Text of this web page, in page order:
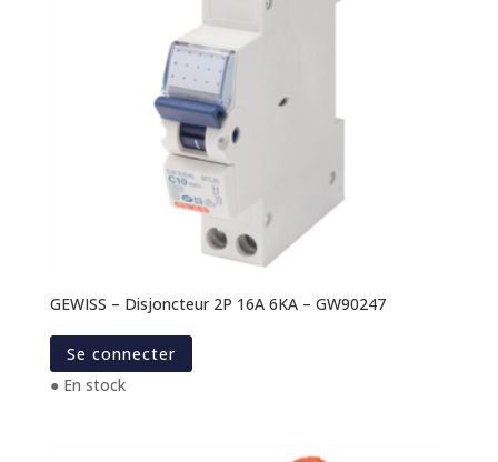
GEWISS – Disjoncteur 2P 16A 6KA – GW90247
Se connecter
● En stock